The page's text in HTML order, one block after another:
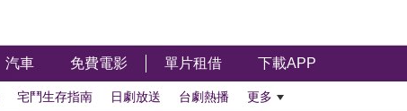
汽車 免費電影 單片租借 下載APP
宅鬥生存指南 日劇放送 台劇熱播 更多